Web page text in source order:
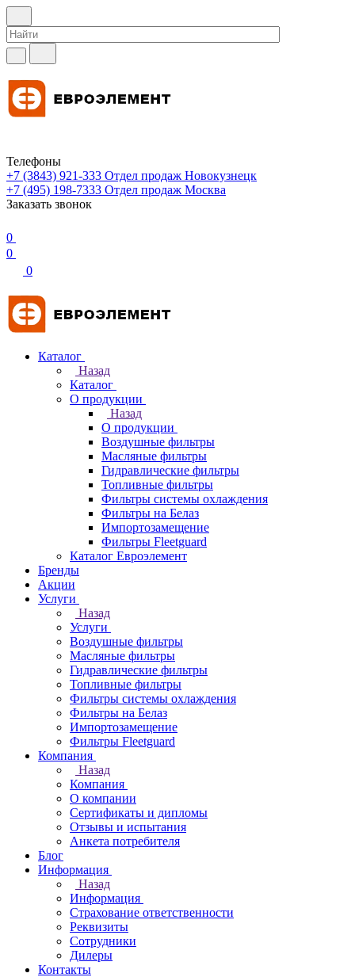
Телефоны
+7 (3843) 921-333 Отдел продаж Новокузнецк
+7 (495) 198-7333 Отдел продаж Москва
Заказать звонок
0
0
0
Каталог
Назад
Каталог
О продукции
Назад
О продукции
Воздушные фильтры
Масляные фильтры
Гидравлические фильтры
Топливные фильтры
Фильтры системы охлаждения
Фильтры на Белаз
Импортозамещение
Фильтры Fleetguard
Каталог Евроэлемент
Бренды
Акции
Услуги
Назад
Услуги
Воздушные фильтры
Масляные фильтры
Гидравлические фильтры
Топливные фильтры
Фильтры системы охлаждения
Фильтры на Белаз
Импортозамещение
Фильтры Fleetguard
Компания
Назад
Компания
О компании
Сертификаты и дипломы
Отзывы и испытания
Анкета потребителя
Блог
Информация
Назад
Информация
Страхование ответственности
Реквизиты
Сотрудники
Дилеры
Контакты